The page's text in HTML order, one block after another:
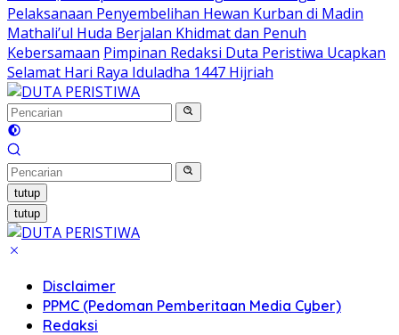
Pelaksanaan Penyembelihan Hewan Kurban di Madin
Mathali’ul Huda Berjalan Khidmat dan Penuh
Kebersamaan Pimpinan Redaksi Duta Peristiwa Ucapkan
Selamat Hari Raya Iduladha 1447 Hijriah
tutup
tutup
Disclaimer
PPMC (Pedoman Pemberitaan Media Cyber)
Redaksi